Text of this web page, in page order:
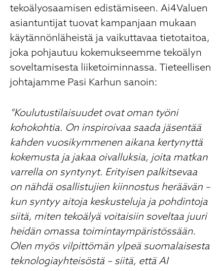
tekoälyosaamisen edistämiseen. Ai4Valuen
asiantuntijat tuovat kampanjaan mukaan
käytännönläheistä ja vaikuttavaa tietotaitoa,
joka pohjautuu kokemukseemme tekoälyn
soveltamisesta liiketoiminnassa. Tieteellisen
johtajamme Pasi Karhun sanoin:
”Koulutustilaisuudet ovat oman työni
kohokohtia. On inspiroivaa saada jäsentää
kahden vuosikymmenen aikana kertynyttä
kokemusta ja jakaa oivalluksia, joita matkan
varrella on syntynyt. Erityisen palkitsevaa
on nähdä osallistujien kiinnostus heräävän –
kun syntyy aitoja keskusteluja ja pohdintoja
siitä, miten tekoälyä voitaisiin soveltaa juuri
heidän omassa toimintaympäristössään.
Olen myös vilpittömän ylpeä suomalaisesta
teknologiayhteisöstä – siitä, että AI